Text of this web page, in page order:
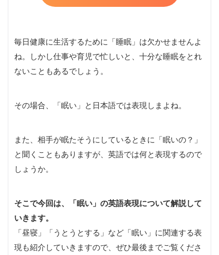
毎日健康に生活するために「睡眠」は欠かせませんよ
ね。しかし仕事や育児で忙しいと、十分な睡眠をとれ
ないこともあるでしょう。
その場合、「眠い」と日本語では表現しまよね。
また、相手が眠たそうにしているときに「眠いの？」
と聞くこともありますが、英語では何と表現するので
しょうか。
そこで今回は、「眠い」の英語表現について解説して
いきます。
「昼寝」「うとうとする」など「眠い」に関連する表
現も紹介していきますので、ぜひ最後までご覧くださ